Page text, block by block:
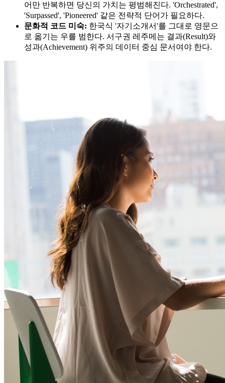
어만 반복하면 당신의 가치는 평범해진다. 'Orchestrated',
'Surpassed', 'Pioneered' 같은 전략적 단어가 필요하다.
문화적 코드 미숙: 한국식 '자기소개서'를 그대로 영문으
로 옮기는 우를 범한다. 서구권 레주메는 결과(Result)와
성과(Achievement) 위주의 데이터 중심 문서여야 한다.